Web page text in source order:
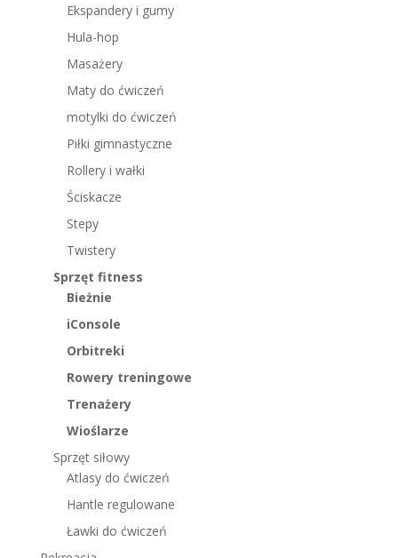
Ekspandery i gumy
Hula-hop
Masażery
Maty do ćwiczeń
motylki do ćwiczeń
Piłki gimnastyczne
Rollery i wałki
Ściskacze
Stepy
Twistery
Sprzęt fitness
Bieżnie
iConsole
Orbitreki
Rowery treningowe
Trenażery
Wioślarze
Sprzęt siłowy
Atlasy do ćwiczeń
Hantle regulowane
Ławki do ćwiczeń